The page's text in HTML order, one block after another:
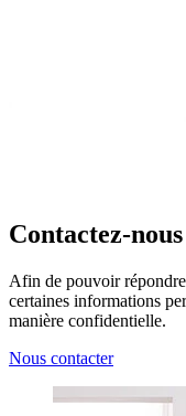
Contactez-nous
Afin de pouvoir
certaines informations
manière confidentielle.
Nous contacter